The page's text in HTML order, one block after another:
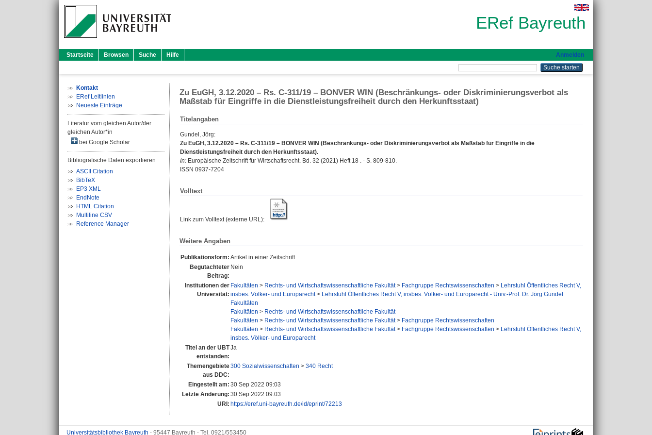
ERef Bayreuth
Startseite Browsen Suche Hilfe Anmelden
Kontakt
ERef Leitlinien
Neueste Einträge
Literatur vom gleichen Autor/der
gleichen Autor*in
bei Google Scholar
Bibliografische Daten exportieren
ASCII Citation
BibTeX
EP3 XML
EndNote
HTML Citation
Multiline CSV
Reference Manager
Zu EuGH, 3.12.2020 – Rs. C-311/19 – BONVER WIN (Beschränkungs- oder Diskriminierungsverbot als
Maßstab für Eingriffe in die Dienstleistungsfreiheit durch den Herkunftsstaat)
Titelangaben
Gundel, Jörg:
Zu EuGH, 3.12.2020 – Rs. C-311/19 – BONVER WIN (Beschränkungs- oder Diskriminierungsverbot als Maßstab für Eingriffe in die
Dienstleistungsfreiheit durch den Herkunftsstaat).
In: Europäische Zeitschrift für Wirtschaftsrecht. Bd. 32 (2021) Heft 18 . - S. 809-810.
ISSN 0937-7204
Volltext
Link zum Volltext (externe URL):
Weitere Angaben
Publikationsform: Artikel in einer Zeitschrift
Begutachteter
Beitrag:
Nein
Institutionen der
Universität:
Fakultäten > Rechts- und Wirtschaftswissenschaftliche Fakultät> Fachgruppe Rechtswissenschaften > Lehrstuhl Öffentliches Recht V,
insbes. Völker- und Europarecht> Lehrstuhl Öffentliches Recht V, insbes. Völker- und Europarecht - Univ.-Prof. Dr. Jörg Gundel
Fakultäten
Fakultäten > Rechts- und Wirtschaftswissenschaftliche Fakultät
Fakultäten > Rechts- und Wirtschaftswissenschaftliche Fakultät> Fachgruppe Rechtswissenschaften
Fakultäten > Rechts- und Wirtschaftswissenschaftliche Fakultät> Fachgruppe Rechtswissenschaften > Lehrstuhl Öffentliches Recht V,
insbes. Völker- und Europarecht
Titel an der UBT
entstanden:
Ja
Themengebiete
aus DDC:
300 Sozialwissenschaften > 340 Recht
Eingestellt am: 30 Sep 2022 09:03
Letzte Änderung: 30 Sep 2022 09:03
URI: https://eref.uni-bayreuth.de/id/eprint/72213
Universitätsbibliothek Bayreuth - 95447 Bayreuth - Tel. 0921/553450